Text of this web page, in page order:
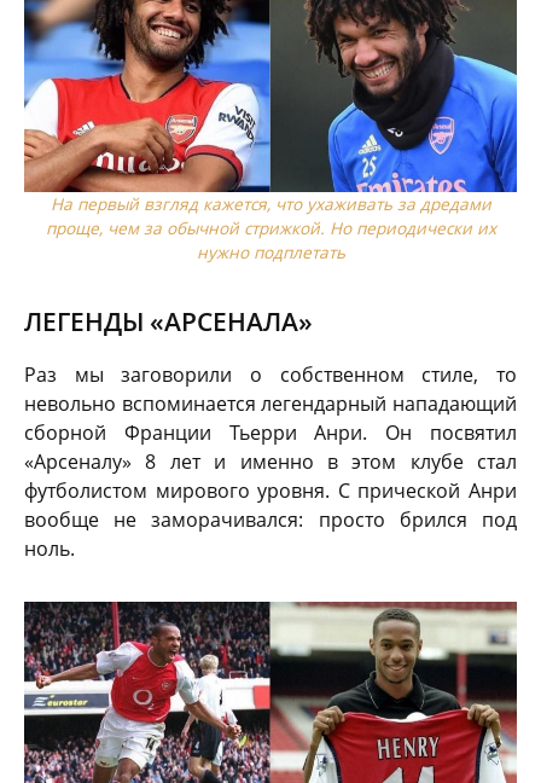
На первый взгляд кажется, что ухаживать за дредами
проще, чем за обычной стрижкой. Но периодически их
нужно подплетать
ЛЕГЕНДЫ «АРСЕНАЛА»
Раз мы заговорили о собственном стиле, то
невольно вспоминается легендарный нападающий
сборной Франции Тьерри Анри. Он посвятил
«Арсеналу» 8 лет и именно в этом клубе стал
футболистом мирового уровня. С прической Анри
вообще не заморачивался: просто брился под
ноль.